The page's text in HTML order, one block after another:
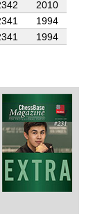
2010
1994
1994